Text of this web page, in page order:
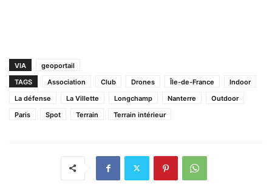
VIA
geoportail
TAGS
Association Club Drones Île-de-France
Indoor
La défense
La Villette Longchamp Nanterre
Outdoor
Paris
Spot Terrain Terrain intérieur